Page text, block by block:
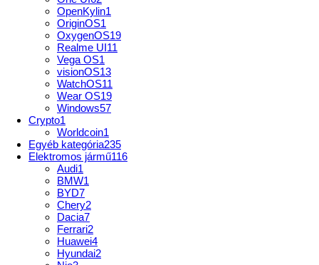
OpenKylin1
OriginOS1
OxygenOS19
Realme UI11
Vega OS1
visionOS13
WatchOS11
Wear OS19
Windows57
Crypto1
Worldcoin1
Egyéb kategória235
Elektromos jármű116
Audi1
BMW1
BYD7
Chery2
Dacia7
Ferrari2
Huawei4
Hyundai2